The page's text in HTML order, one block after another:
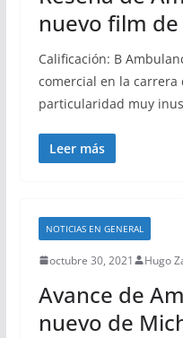
nuevo film
Calificación: B
comercial en la carrera
particularidad muy
Leer más
NOTICIAS EN GENERAL
octubre 30, 2021 Hugo
Avance de
nuevo de